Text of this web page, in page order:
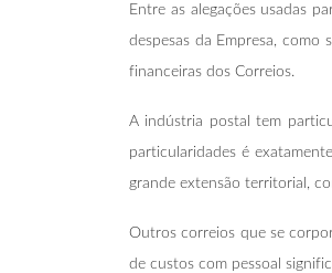
Entre as alegações usadas
despesas da Empresa, como
financeiras dos Correios.
A indústria postal tem
particularidades é
grande extensão territorial,
Outros correios que se
de custos com pessoal